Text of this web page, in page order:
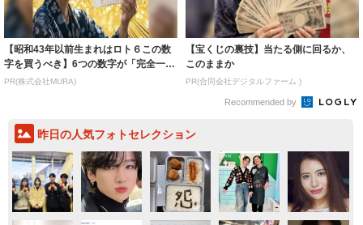
【昭和43年以前生まれはロト６この数
字を買うべき】6つの数字が「完全一
致」する方...
PR(株式会社MURA)
【宝くじの裏技】当たる側に回るか、
このままか
PR(合同会社デジタルファーム )
Recommended by
昨日の人気フォトセレクション